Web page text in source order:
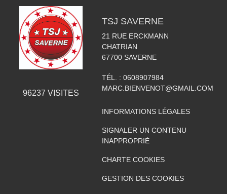
96237 VISITES
TSJ SAVERNE
21 RUE ERCKMANN
CHATRIAN
67700 SAVERNE
TÉL. : 0608907984
MARC.BIENVENOT@GMAIL.COM
INFORMATIONS LÉGALES
SIGNALER UN CONTENU
INAPPROPRIÉ
CHARTE COOKIES
GESTION DES COOKIES